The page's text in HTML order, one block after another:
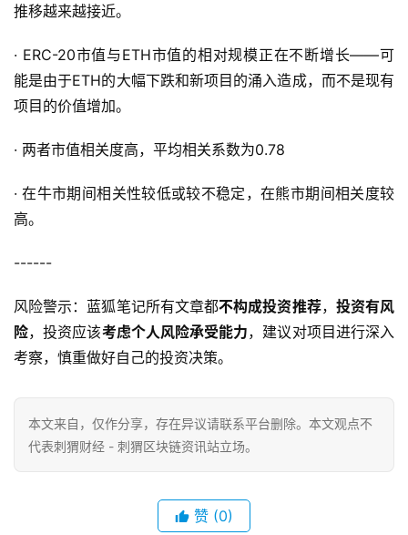
推移越来越接近。
· ERC-20市值与ETH市值的相对规模正在不断增长——可
能是由于ETH的大幅下跌和新项目的涌入造成，而不是现有
项目的价值增加。
· 两者市值相关度高，平均相关系数为0.78
· 在牛市期间相关性较低或较不稳定，在熊市期间相关度较
高。
------
风险警示：蓝狐笔记所有文章都不构成投资推荐， 投资有风
险，投资应该考虑个人风险承受能力，建议对项目进行深入
考察，慎重做好自己的投资决策。
本文来自 ，仅作分享，存在异议请联系平台删除。本文观点不
代表刺猬财经 - 刺猬区块链资讯站立场。
赞 (0)